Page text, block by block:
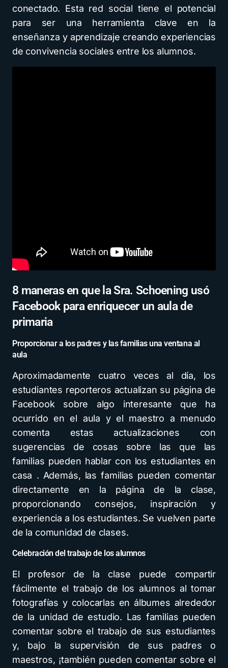
conectado. Esta red social tiene el potencial
para ser una herramienta clave en la
enseñanza y aprendizaje creando experiencias
de convivencia sociales entre los alumnos.
8 maneras en que la Sra. Schoening usó
Facebook para enriquecer un aula de
primaria
Proporcionar a los padres y las familias una ventana al
aula
Aproximadamente cuatro veces al día, los
estudiantes reporteros actualizan su página de
Facebook sobre algo interesante que ha
ocurrido en el aula y el maestro a menudo
comenta estas actualizaciones con
sugerencias de cosas sobre las que las
familias pueden hablar con los estudiantes en
casa . Además, las familias pueden comentar
directamente en la página de la clase,
proporcionando consejos, inspiración y
experiencia a los estudiantes. Se vuelven parte
de la comunidad de clases.
Celebración del trabajo de los alumnos
El profesor de la clase puede compartir
fácilmente el trabajo de los alumnos al tomar
fotografías y colocarlas en álbumes alrededor
de la unidad de estudio. Las familias pueden
comentar sobre el trabajo de sus estudiantes
y, bajo la supervisión de sus padres o
maestros, ¡también pueden comentar sobre el